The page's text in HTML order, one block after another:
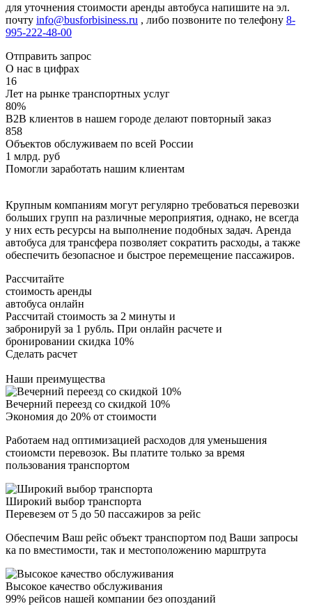
для уточнения стоимости аренды автобуса напишите на эл.
почту info@busforbisiness.ru , либо позвоните по телефону 8-
995-222-48-00
Отправить запрос
О нас в цифрах
16
Лет на рынке транспортных услуг
80%
B2B клиентов в нашем городе делают повторный заказ
858
Объектов обслуживаем по всей России
1 млрд. руб
Помогли заработать нашим клиентам
Крупным компаниям могут регулярно требоваться перевозки
больших групп на различные мероприятия, однако, не всегда
у них есть ресурсы на выполнение подобных задач. Аренда
автобуса для трансфера позволяет сократить расходы, а также
обеспечить безопасное и быстрое перемещение пассажиров.
Рассчитайте
стоимость аренды
автобуса онлайн
Рассчитай стоимость за 2 минуты и
забронируй за 1 рубль. При онлайн расчете и
бронировании скидка 10%
Сделать расчет
Наши преимущества
Вечерний переезд со скидкой 10%
Экономия до 20% от стоимости
Работаем над оптимизацией расходов для уменьшения
стоиомсти перевозок. Вы платите только за время
пользования транспортом
Широкий выбор транспорта
Перевезем от 5 до 50 пассажиров за рейс
Обеспечим Ваш рейс объект транспортом под Ваши запросы
ка по вместимости, так и местоположению марштрута
Высокое качество обслуживания
99% рейсов нашей компании без опозданий